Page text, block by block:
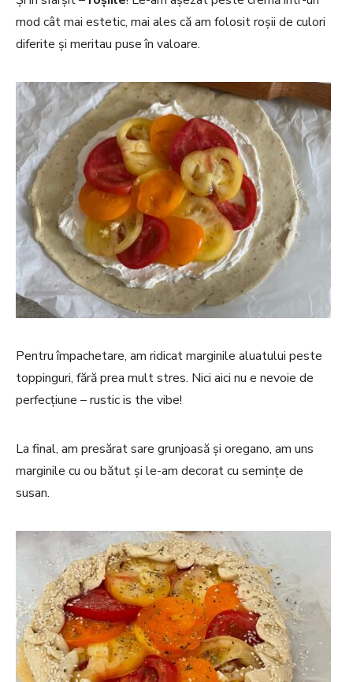
mod cât mai estetic, mai ales că am folosit roșii de culori
diferite și meritau puse în valoare.
Pentru împachetare, am ridicat marginile aluatului peste
toppinguri, fără prea mult stres. Nici aici nu e nevoie de
perfecțiune – rustic is the vibe!
La final, am presărat sare grunjoasă și oregano, am uns
marginile cu ou bătut și le-am decorat cu semințe de
susan.